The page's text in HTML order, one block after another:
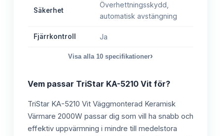
Säkerhet
Överhettningsskydd,
automatisk avstängning
Fjärrkontroll Ja
Visa alla 10 specifikationer›
Vem passar TriStar KA-5210 Vit för?
TriStar KA-5210 Vit Väggmonterad Keramisk
Värmare 2000W passar dig som vill ha snabb och
effektiv uppvärmning i mindre till medelstora